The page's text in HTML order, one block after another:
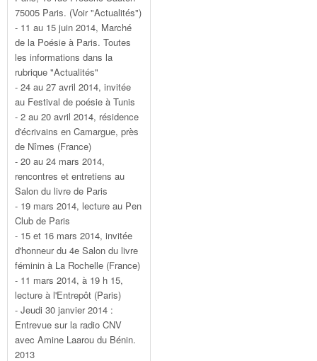
75005 Paris. (Voir "Actualités")
- 11 au 15 juin 2014, Marché
de la Poésie à Paris. Toutes
les informations dans la
rubrique "Actualités"
- 24 au 27 avril 2014, invitée
au Festival de poésie à Tunis
- 2 au 20 avril 2014, résidence
d'écrivains en Camargue, près
de Nîmes (France)
- 20 au 24 mars 2014,
rencontres et entretiens au
Salon du livre de Paris
- 19 mars 2014, lecture au Pen
Club de Paris
- 15 et 16 mars 2014, invitée
d'honneur du 4e Salon du livre
féminin à La Rochelle (France)
- 11 mars 2014, à 19 h 15,
lecture à l'Entrepôt (Paris)
- Jeudi 30 janvier 2014 :
Entrevue sur la radio CNV
avec Amine Laarou du Bénin.
2013